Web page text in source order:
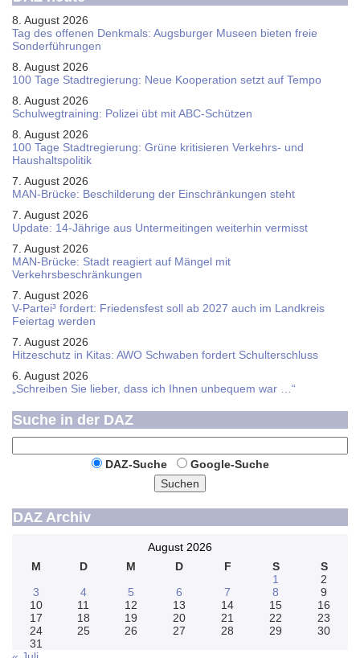
8. August 2026
Tag des offenen Denkmals: Augsburger Museen bieten freie
Sonderführungen
8. August 2026
100 Tage Stadtregierung: Neue Kooperation setzt auf Tempo
8. August 2026
Schul­weg­trai­ning: Poli­zei übt mit ABC-Schüt­zen
8. August 2026
100 Tage Stadtregierung: Grüne kritisieren Verkehrs- und
Haushaltspolitik
7. August 2026
MAN-Brücke: Beschilderung der Einschränkungen steht
7. August 2026
Update: 14-Jährige aus Untermeitingen weiterhin vermisst
7. August 2026
MAN-Brücke: Stadt reagiert auf Mängel mit
Verkehrsbeschränkungen
7. August 2026
V-Partei­³ fordert: Friedens­fest soll ab 2027 auch im Land­kreis
Feier­tag werden
7. August 2026
Hitzeschutz in Kitas: AWO Schwaben fordert Schulterschluss
6. August 2026
„Schreiben Sie lieber, dass ich Ihnen unbequem war …“
Suche in der DAZ
DAZ-Suche
Google-Suche
Suchen
DAZ Archiv
August 2026
M
D M D F S
S
1
2
3
4 5 6 7 8
9
10
11 12 13 14 15
16
17
18 19 20 21 22
23
24
25 26 27 28 29
30
31